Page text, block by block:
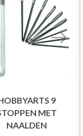
9
MET
NAALDEN